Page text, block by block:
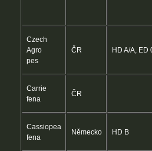
Czech
Agro
pes
ČR HD A/A, ED
Carrie
fena
ČR
Cassiopea
fena
Německo HD B